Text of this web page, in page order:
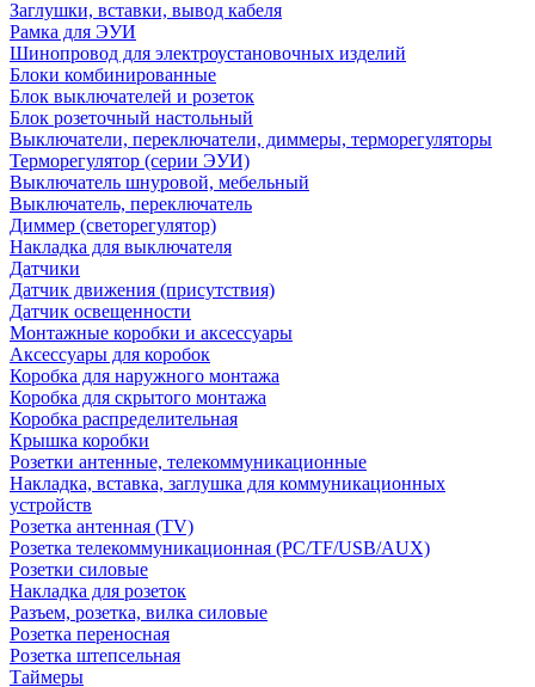
Заглушки, вставки, вывод кабеля
Рамка для ЭУИ
Шинопровод для электроустановочных изделий
Блоки комбинированные
Блок выключателей и розеток
Блок розеточный настольный
Выключатели, переключатели, диммеры, терморегуляторы
Терморегулятор (серии ЭУИ)
Выключатель шнуровой, мебельный
Выключатель, переключатель
Диммер (светорегулятор)
Накладка для выключателя
Датчики
Датчик движения (присутствия)
Датчик освещенности
Монтажные коробки и аксессуары
Аксессуары для коробок
Коробка для наружного монтажа
Коробка для скрытого монтажа
Коробка распределительная
Крышка коробки
Розетки антенные, телекоммуникационные
Накладка, вставка, заглушка для коммуникационных
устройств
Розетка антенная (TV)
Розетка телекоммуникационная (PC/TF/USB/AUX)
Розетки силовые
Накладка для розеток
Разъем, розетка, вилка силовые
Розетка переносная
Розетка штепсельная
Таймеры